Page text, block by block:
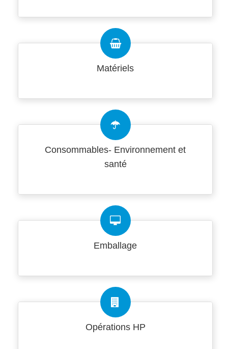
Matériels
Consommables- Environnement et
santé
Emballage
Opérations HP